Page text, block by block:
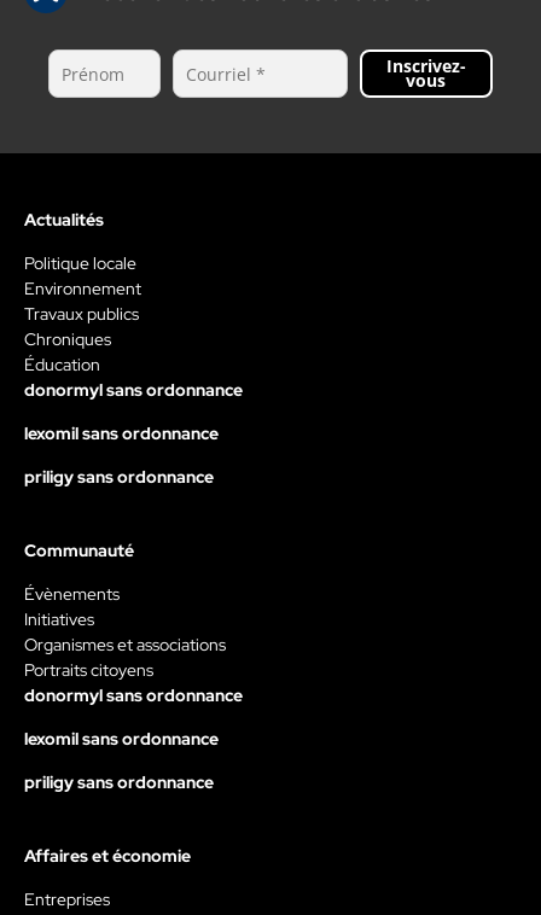
Inscrivez-
vous
Actualités
Politique locale
Environnement
Travaux publics
Chroniques
Éducation
donormyl sans ordonnance
lexomil sans ordonnance
priligy sans ordonnance
Communauté
Évènements
Initiatives
Organismes et associations
Portraits citoyens
donormyl sans ordonnance
lexomil sans ordonnance
priligy sans ordonnance
Affaires et économie
Entreprises